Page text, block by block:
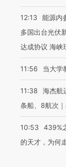
12:13
能源内
多国出台光伏
达成协议 海峡
11:56 当大学
11:38
海杰航
条船、8航次
10:53
439%
的天才，为何